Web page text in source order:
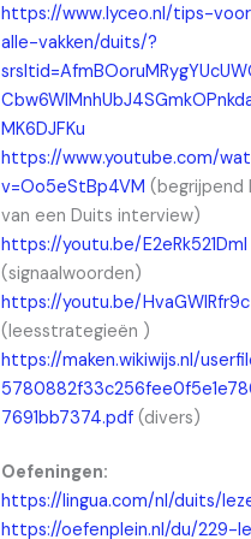
https://www.lyceo.nl/tips-
alle-vakken/duits/?
MK6DJFKu
https://www.youtube.com/
v=Oo5eStBp4VM (begrijpend
van een Duits interview)
https://youtu.be/E2eRk521DmI
(signaalwoorden)
https://youtu.be/HvaGWlRfr9c
(leesstrategieën )
https://maken.wikiwijs.nl/
7691bb7374.pdf(divers)
Oefeningen:
https://lingua.com/nl/duits/
https://oefenplein.nl/du/229-